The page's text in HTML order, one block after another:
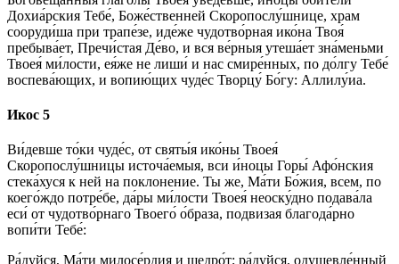
Дохиа́рския Те­бе́, Боже́ственней Скоропослу́шнице, храм
сооруди́ша при трапе́зе, иде́­же чудотво́рная ико́­на Твоя́
пребыва́ет, Пре­чи́с­тая Де́­во, и вся ве́р­ныя утеша́ет зна́­мень­ми
Твоея́ ми́­лос­ти, ея́­же не лиши́ и нас смире́нных, по до́лгу Те­бе́
воспева́ющих, и во­пию́­щих чу­де́с Твор­цу́ Бо́­гу: Алли­лу́иа.
Икос 5
Ви́­дев­ше то́­ки чу­де́с, от свя­ты́я ико́­ны Твоея́
Скоропослу́шницы источа́емыя, вси и́ноцы Горы́ Афо́нския
стека́хуся к ней на по­кло­не­ние. Ты же, Ма́­ти Бо́­жия, всем, по
коего́ждо потре́бе, да́ры ми́­лос­ти Твоея́ не­ос­ку́д­но подава́ла
еси́ от чудотво́рнаго Тво­его́ о́браза, под­ви­зая бла­го­да́р­но
вопи́ти Те­бе́:
Ра́­дуй­ся, Ма́­ти ми­ло­се́р­дия и щед­ро́т; ра́­дуй­ся, оду­шев­ле́н­ный